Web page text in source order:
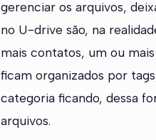
gerenciar os arquivos,
no U-drive são, na
mais contatos, um ou
ficam organizados por
categoria ficando, dessa
arquivos.